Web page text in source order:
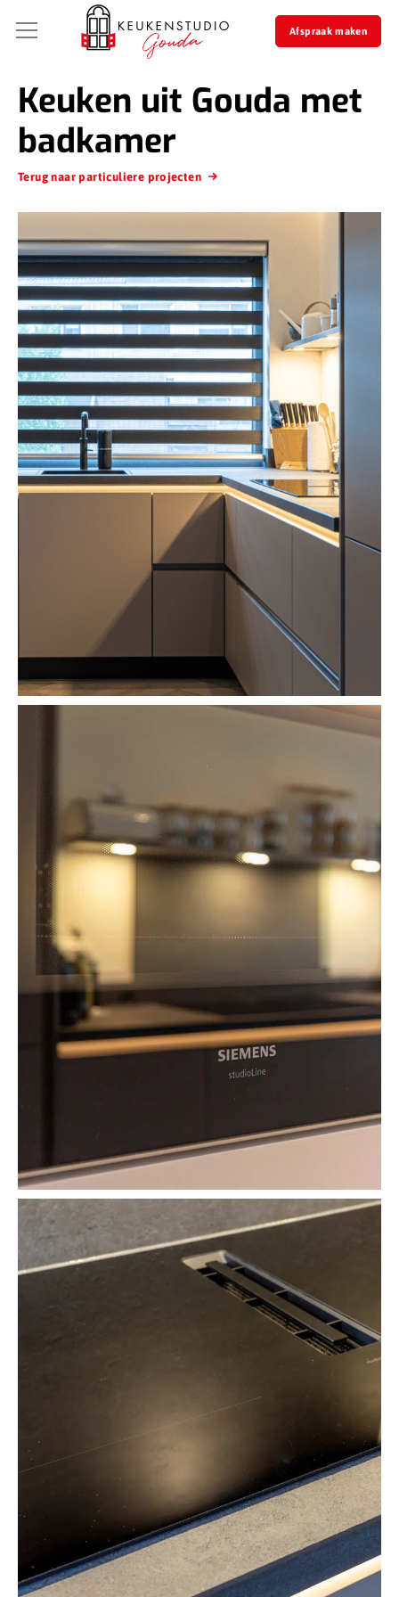
Afspraak maken
Keuken uit Gouda met
badkamer
Terug naar particuliere projecten